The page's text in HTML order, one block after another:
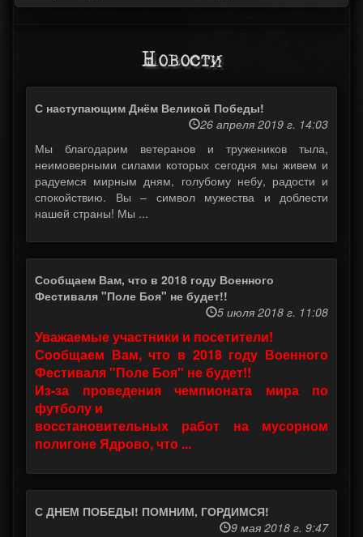
Новости
С наступающим Днём Великой Победы!
26 апреля 2019 г. 14:03
Мы благодарим ветеранов и тружеников тыла,
неимоверными силами которых сегодня мы живем и
радуемся мирным дням, голубому небу, радости и
спокойствию. Вы – символ мужества и доблести
нашей страны! Мы ...
Сообщаем Вам, что в 2018 году Военного
Фестиваля "Поле Боя" не будет!!
5 июля 2018 г. 11:08
Уважаемые участники и посетители!
Сообщаем Вам, что в 2018 году Военного
Фестиваля "Поле Боя" не будет!!
Из-за проведения чемпионата мира по
футболу и
восстановительных работ на мусорном
полигоне Ядрово, что ...
С ДНЕМ ПОБЕДЫ! ПОМНИМ, ГОРДИМСЯ!
9 мая 2018 г. 9:47